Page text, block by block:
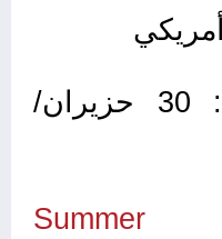
آخر موعد للتقديم: 30 حزيران/
Summer